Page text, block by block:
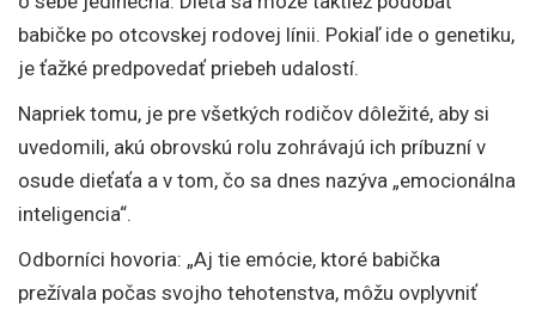
babičke po otcovskej rodovej línii. Pokiaľ ide o genetiku,
je ťažké predpovedať priebeh udalostí.
Napriek tomu, je pre všetkých rodičov dôležité, aby si
uvedomili, akú obrovskú rolu zohrávajú ich príbuzní v
osude dieťaťa a v tom, čo sa dnes nazýva „emocionálna
inteligencia“.
Odborníci hovoria: „Aj tie emócie, ktoré babička
prežívala počas svojho tehotenstva, môžu ovplyvniť